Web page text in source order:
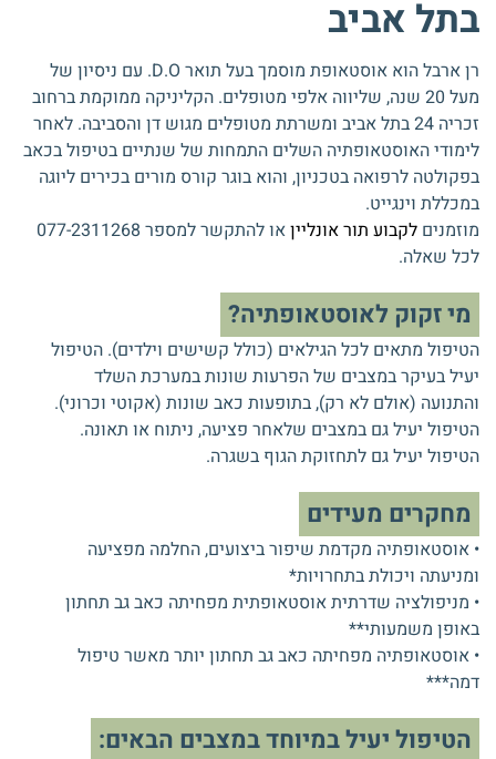
בתל אביב
רן ארבל הוא אוסטאופת מוסמך בעל תואר D.O. עם ניסיון של
מעל 20 שנה, שליווה אלפי מטופלים. הקליניקה ממוקמת ברחוב
זכריה 24 בתל אביב ומשרתת מטופלים מגוש דן והסביבה. לאחר
לימודי האוסטאופתיה השלים התמחות של שנתיים בטיפול בכאב
בפקולטה לרפואה בטכניון, והוא בוגר קורס מורים בכירים ליוגה
במכללת וינגייט.
מוזמנים לקבוע תור אונליין
או להתקשר למספר 077-2311268
לכל שאלה.
מי זקוק לאוסטאופתיה?
הטיפול מתאים לכל הגילאים (כולל קשישים וילדים). הטיפול
יעיל בעיקר במצבים של הפרעות שונות במערכת השלד
והתנועה (אולם לא רק), בתופעות כאב שונות (אקוטי וכרוני).
הטיפול יעיל גם במצבים שלאחר פציעה, ניתוח או תאונה.
הטיפול יעיל גם לתחזוקת הגוף בשגרה.
מחקרים מעידים
• אוסטאופתיה מקדמת שיפור ביצועים, החלמה מפציעה
ומניעתה ויכולת בתחרויות*
• מניפולציה שדרתית אוסטאופתית מפחיתה כאב גב תחתון
באופן משמעותי**
• אוסטאופתיה מפחיתה כאב גב תחתון יותר מאשר טיפול
דמה***
הטיפול יעיל במיוחד במצבים הבאים: